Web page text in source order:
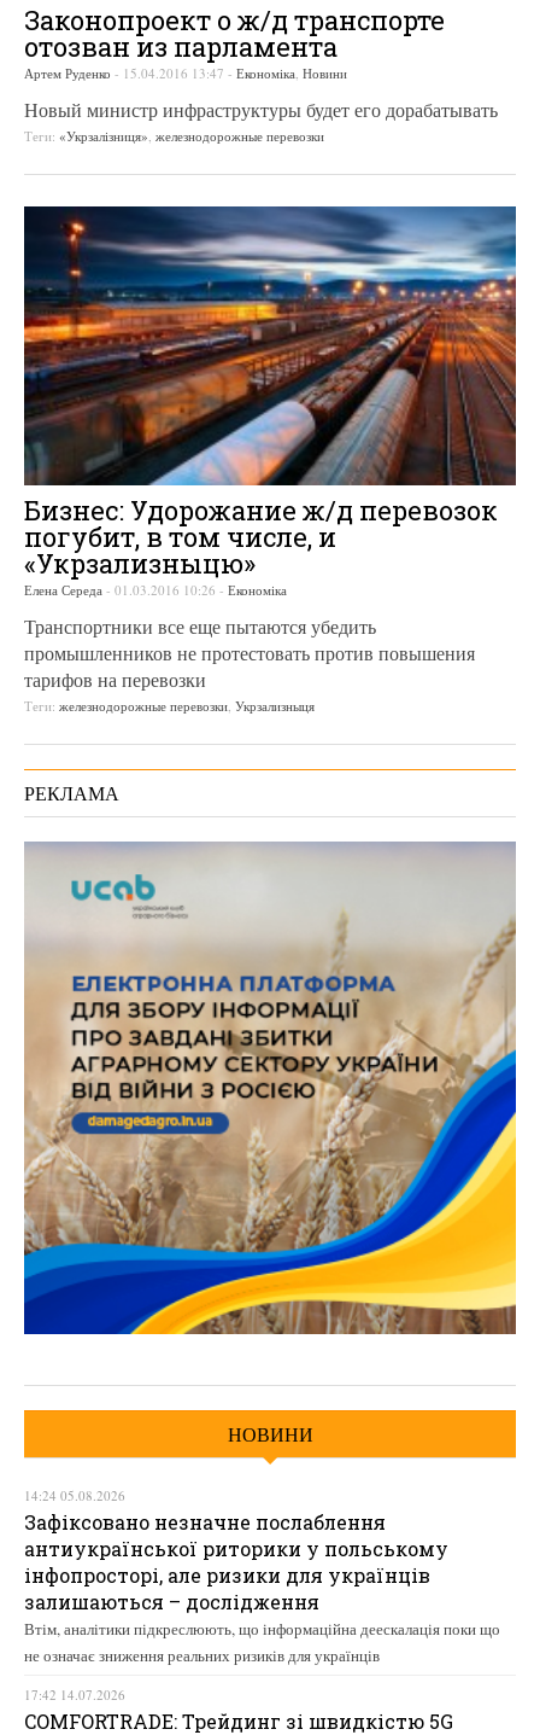
Законопроект о ж/д транспорте
отозван из парламента
Артем Руденко - 15.04.2016 13:47 - Економіка, Новини
Новый министр инфраструктуры будет его дорабатывать
Теги: «Укрзалізниця», железнодорожные перевозки
Бизнес: Удорожание ж/д перевозок
погубит, в том числе, и
«Укрзализныцю»
Елена Середа - 01.03.2016 10:26 - Економіка
Транспортники все еще пытаются убедить
промышленников не протестовать против повышения
тарифов на перевозки
Теги: железнодорожные перевозки Укрзализныця
РЕКЛАМА
НОВИНИ
14:24 05.08.2026
Зафіксовано незначне послаблення
антиукраїнської риторики у польському
інфопросторі, але ризики для українців
залишаються – дослідження
Втім, аналітики підкреслюють, що інформаційна деескалація поки що
не означає зниження реальних ризиків для українців
17:42 14.07.2026
COMFORTRADE: Трейдинг зі швидкістю 5G